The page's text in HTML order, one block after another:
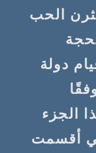
الحب
دولة
الجزء
أقسمت